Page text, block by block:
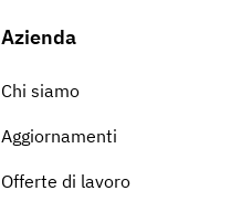
Azienda
Chi siamo
Aggiornamenti
Offerte di lavoro